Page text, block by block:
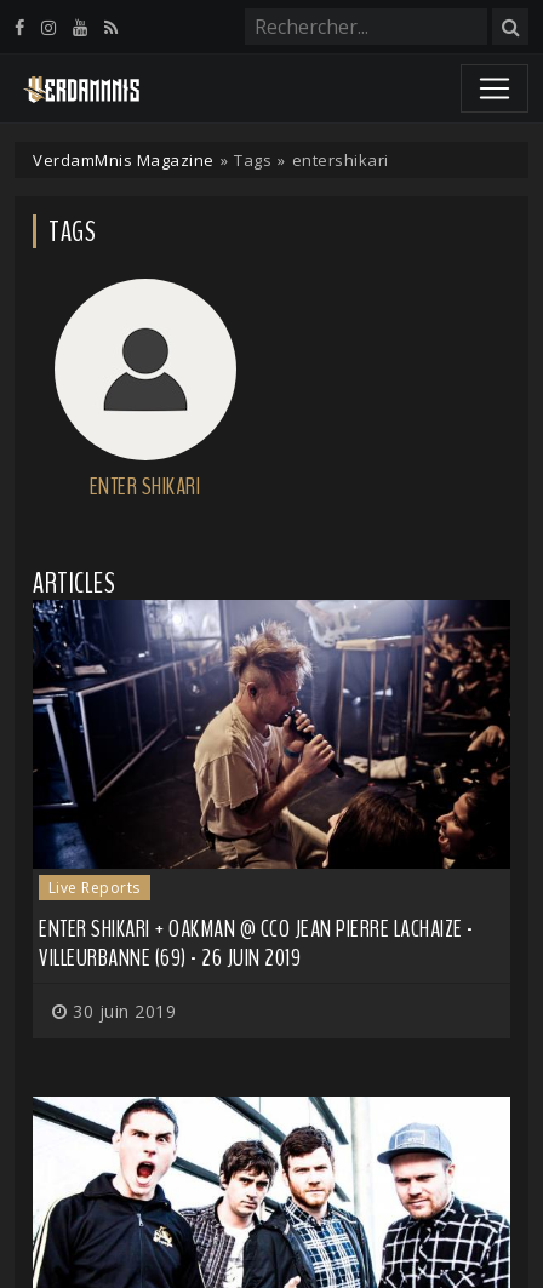
VerdamMnis Magazine » Tags » entershikari
TAGS
ENTER SHIKARI
ARTICLES
Live Reports
ENTER SHIKARI + OAKMAN @ CCO JEAN PIERRE LACHAIZE -
VILLEURBANNE (69) - 26 JUIN 2019
30 juin 2019
Panneau de gestion des cookies